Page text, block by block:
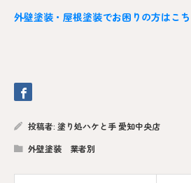
外壁塗装・屋根塗装でお困りの方はこち
投稿者: 塗り処ハケと手 愛知中央店
外壁塗装 業者別